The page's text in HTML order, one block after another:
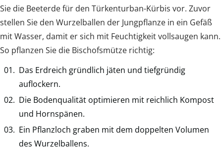
Sie die Beeterde für den Türkenturban-Kürbis vor. Zuvor
stellen Sie den Wurzelballen der Jungpflanze in ein Gefäß
mit Wasser, damit er sich mit Feuchtigkeit vollsaugen kann.
So pflanzen Sie die Bischofsmütze richtig:
Das Erdreich gründlich jäten und tiefgründig
auflockern.
Die Bodenqualität optimieren mit reichlich Kompost
und Hornspänen.
Ein Pflanzloch graben mit dem doppelten Volumen
des Wurzelballens.